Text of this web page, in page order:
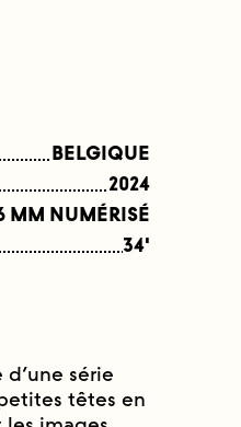
BELGIQUE
2024
MM NUMÉRISÉ
34'
série
têtes en